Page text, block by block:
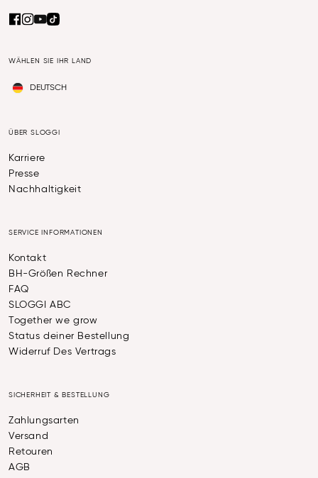
WÄHLEN SIE IHR LAND
DEUTSCH
ÜBER SLOGGI
Karriere
Presse
Nachhaltigkeit
SERVICE INFORMATIONEN
Kontakt
BH-Größen Rechner
FAQ
SLOGGI ABC
Together we grow
Status deiner Bestellung
Widerruf Des Vertrags
SICHERHEIT & BESTELLUNG
Zahlungsarten
Versand
Retouren
AGB